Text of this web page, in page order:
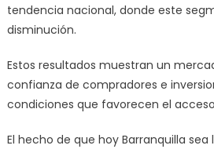
tendencia nacional, donde este
disminución.
Estos resultados muestran un
confianza de compradores e
condiciones que favorecen el
El hecho de que hoy Barranquilla